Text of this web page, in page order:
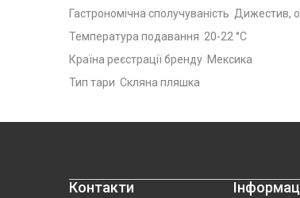
Гастрономічна сполучуваність Дижестив,
Температура подавання 20-22 °C
Країна реєстрації бренду Мексика
Тип тари Скляна пляшка
Контакти